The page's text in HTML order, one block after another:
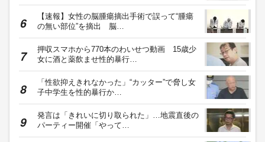
【速報】女性の脳腫瘍摘出手術で誤って“腫瘍
の無い部位”を摘出 脳…
押収スマホから770本のわいせつ動画 15歳少
女に酒と薬飲ませ性的暴行…
「性欲抑えきれなかった」“カッター”で脅し女
子中学生を性的暴行か…
発言は「きれいに切り取られた」…地震直後の
パーティー開催「やって…